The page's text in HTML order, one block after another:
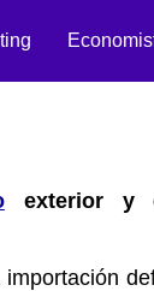
exterior